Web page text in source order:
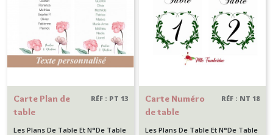
Carte Plan de
table
RÉF : PT 13
Les Plans De Table Et N°De Table
Carte Numéro
de table
RÉF : NT 18
Les Plans De Table Et N°De Table